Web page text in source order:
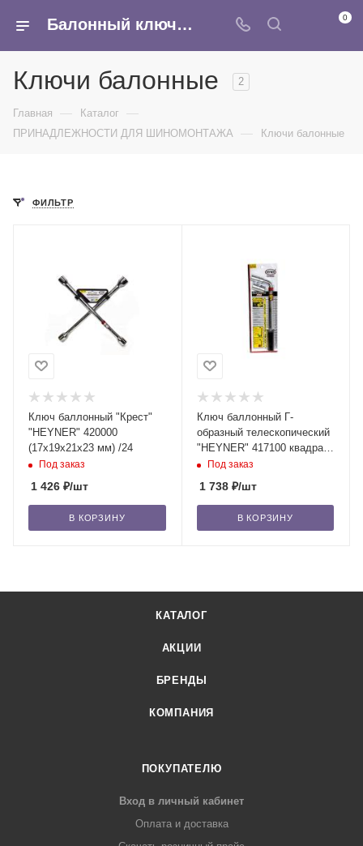
Балонный ключ - купить в оптом в интернет-магазине Армина 0
Ключи балонные 2
Главная — Каталог —
ПРИНАДЛЕЖНОСТИ ДЛЯ ШИНОМОНТАЖА — Ключи балонные
ФИЛЬТР
Ключ баллонный "Крест"
"HEYNER" 420000
(17х19х21х23 мм) /24
Под заказ
1 426 ₽/шт
В КОРЗИНУ
Ключ баллонный Г-
образный телескопический
"HEYNER" 417100 квадрат,
17х19x21x23 мм, 1/2" /10
Под заказ
1 738₽/шт
В КОРЗИНУ
КАТАЛОГ
АКЦИИ
БРЕНДЫ
КОМПАНИЯ
ПОКУПАТЕЛЮ
Вход в личный кабинет
Оплата и доставка